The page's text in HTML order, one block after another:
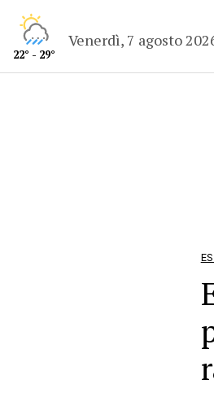
22° - 29°
Venerdì, 7 agosto